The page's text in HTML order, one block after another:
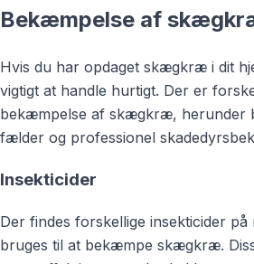
Bekæmpelse af
Hvis du har opdaget skægkræ i dit
vigtigt at handle hurtigt. Der er
bekæmpelse af skægkræ, herunder
fælder og professionel
Insekticider
Der findes forskellige insekticider på
bruges til at bekæmpe skægkræ.